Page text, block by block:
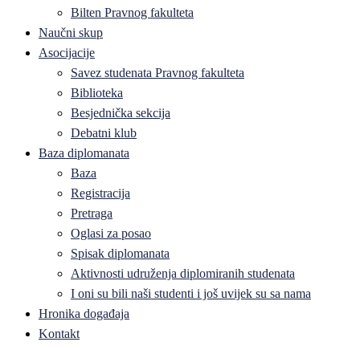
Bilten Pravnog fakulteta
Naučni skup
Asocijacije
Savez studenata Pravnog fakulteta
Biblioteka
Besjednička sekcija
Debatni klub
Baza diplomanata
Baza
Registracija
Pretraga
Oglasi za posao
Spisak diplomanata
Aktivnosti udruženja diplomiranih studenata
I oni su bili naši studenti i još uvijek su sa nama
Hronika događaja
Kontakt